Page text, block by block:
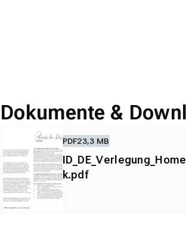
Dokumente &
PDF23,3 MB
k.pdf